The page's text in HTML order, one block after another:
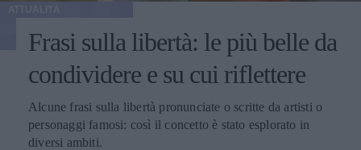
Frasi sulla libertà: le più belle da
condividere e su cui riflettere
Alcune frasi sulla libertà pronunciate o scritte da artisti o
personaggi famosi: così il concetto è stato esplorato in
diversi ambiti.